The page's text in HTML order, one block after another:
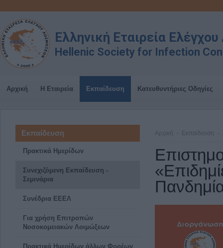
Ελληνική Εταιρεία
Hellenic Society for Infection
Αρχική Η Εταιρεία Εκπαίδευση Κατευθυντήριες Οδηγίες
Εκπαίδευση
Πρακτικά Ημερίδων
Συνεχιζόμενη Εκπαίδευση -
Σεμινάρια
Συνέδρια ΕΕΕΛ
Για χρήση Επιτροπών
Νοσοκομειακών Λοιμώξεων
Πρακτικά Ημερίδων άλλων Φορέων
Αρχική Εκπαίδευση